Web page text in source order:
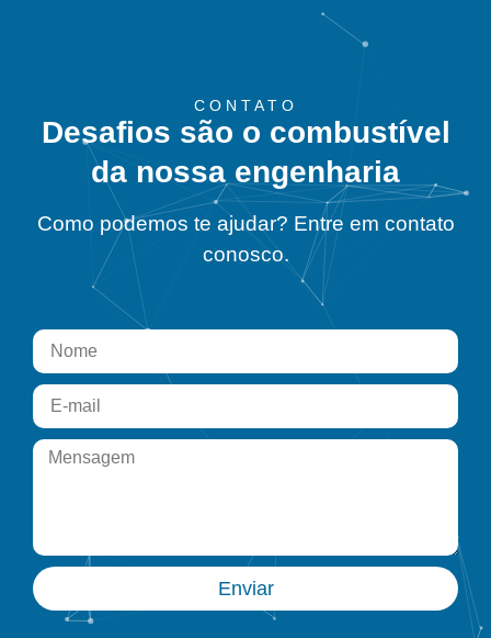
CONTATO
Desafios são o combustível
da nossa engenharia
Como podemos te ajudar? Entre em contato
conosco.
Enviar